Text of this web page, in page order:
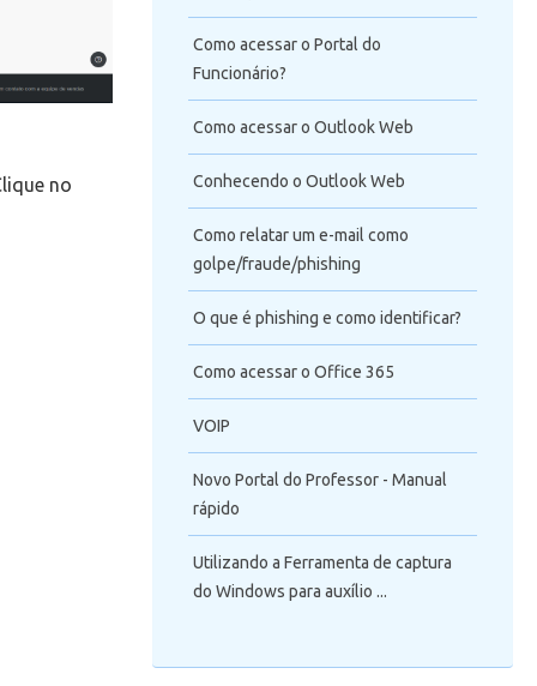
no
Como acessar o Portal do
Funcionário?
Como acessar o Outlook Web
Conhecendo o Outlook Web
Como relatar um e-mail como
golpe/fraude/phishing
O que é phishing e como identificar?
Como acessar o Office 365
VOIP
Novo Portal do Professor - Manual
rápido
Utilizando a Ferramenta de captura
do Windows para auxílio ...